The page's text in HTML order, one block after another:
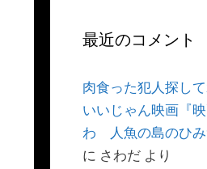
最近のコメント
肉食った犯人探し
いいじゃん映画『
わ 人魚の島のひみ
に さわだ より